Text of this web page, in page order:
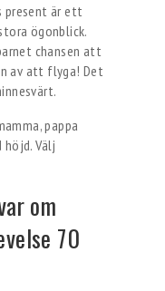
present är ett
ögonblick.
chansen att
av att flyga! Det
pappa
Välj
om
70